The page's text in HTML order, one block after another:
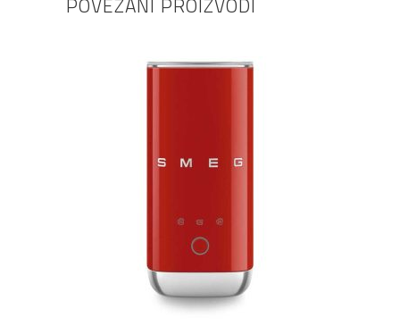
DODAJ U KOŠARICU